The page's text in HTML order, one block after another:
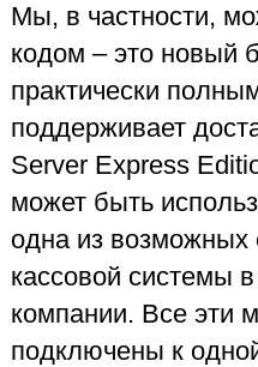
Мы, в частности,
кодом – это новый
практически
поддерживает
Server Express
может быть
одна из возможных
кассовой системы
компании. Все эти
подключены к